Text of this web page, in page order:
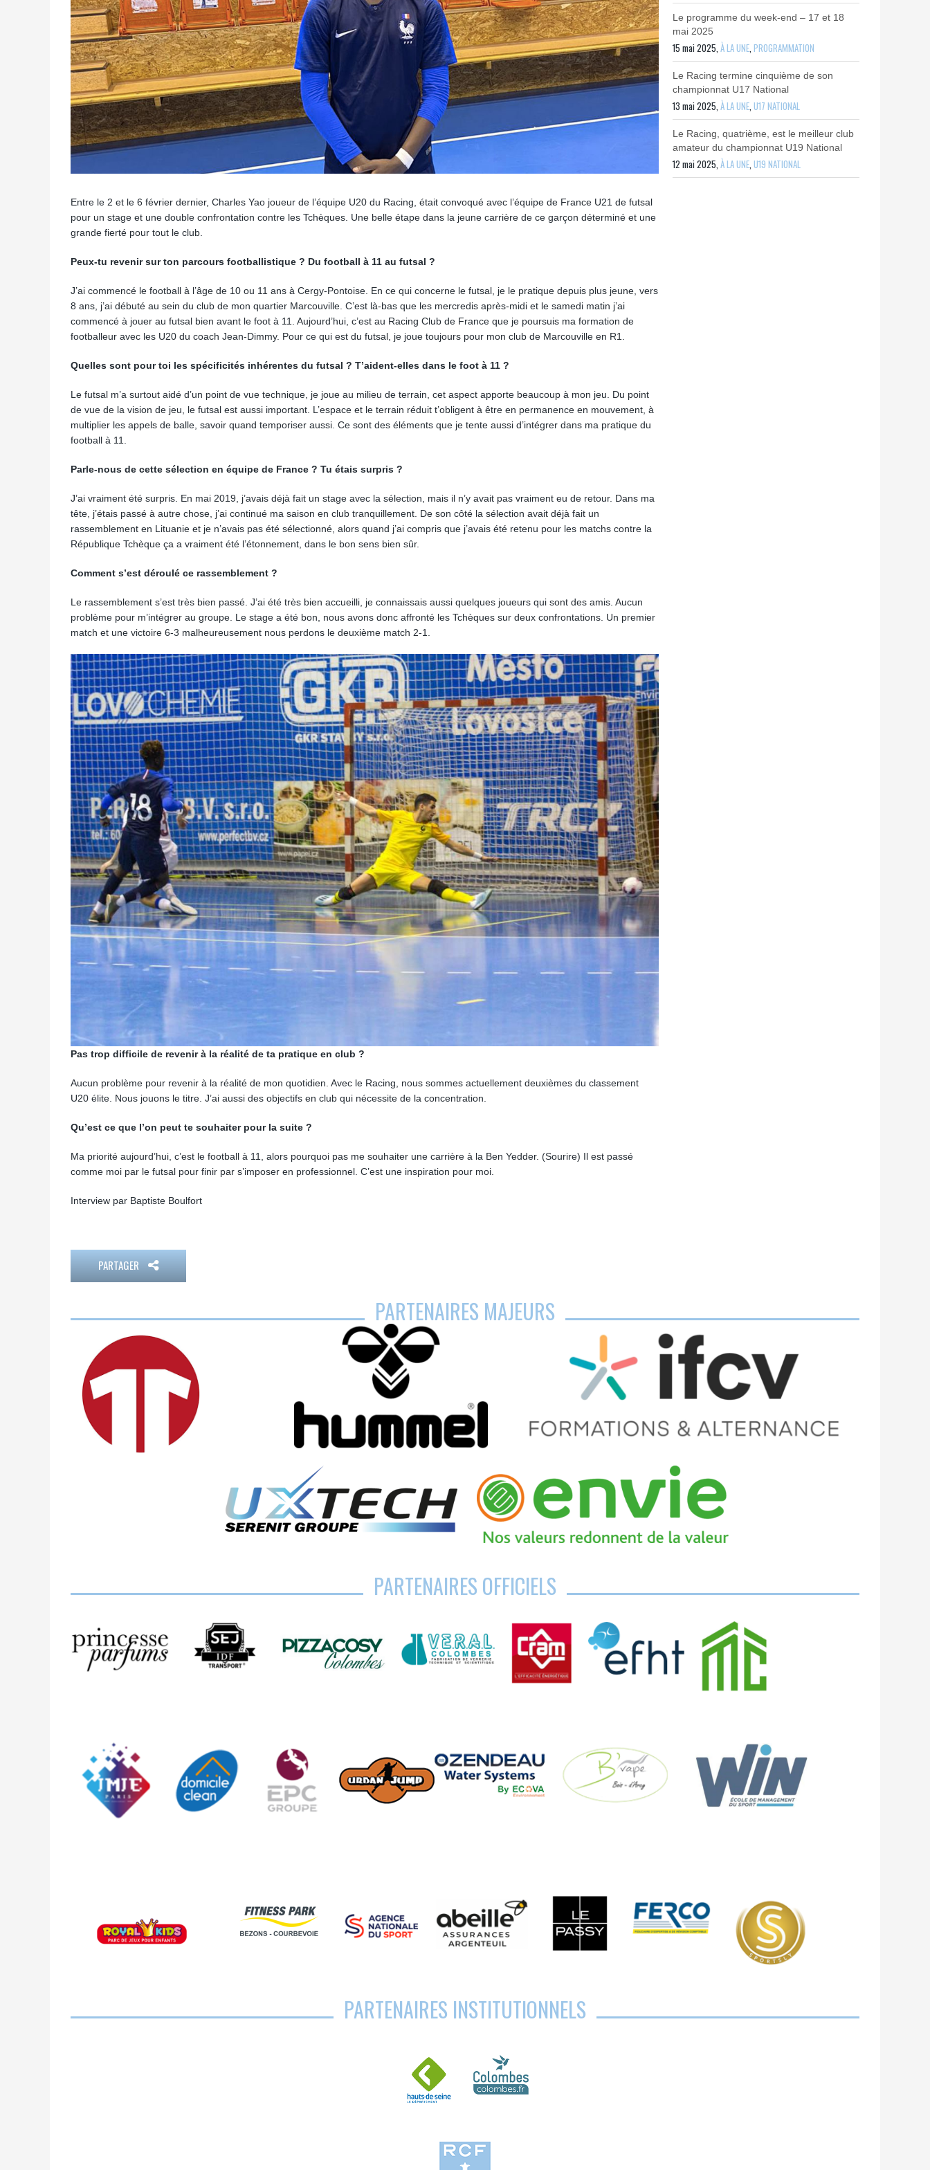
Entre le 2 et le 6 février dernier, Charles Yao joueur de l’équipe U20 du Racing, était convoqué avec l’équipe de France U21 de futsal
pour un stage et une double confrontation contre les Tchèques. Une belle étape dans la jeune carrière de ce garçon déterminé et une
grande fierté pour tout le club.
Peux-tu revenir sur ton parcours footballistique ? Du football à 11 au futsal ?
J’ai commencé le football à l’âge de 10 ou 11 ans à Cergy-Pontoise. En ce qui concerne le futsal, je le pratique depuis plus jeune, vers
8 ans, j’ai débuté au sein du club de mon quartier Marcouville. C’est là-bas que les mercredis après-midi et le samedi matin j’ai
commencé à jouer au futsal bien avant le foot à 11. Aujourd’hui, c’est au Racing Club de France que je poursuis ma formation de
footballeur avec les U20 du coach Jean-Dimmy. Pour ce qui est du futsal, je joue toujours pour mon club de Marcouville en R1.
Quelles sont pour toi les spécificités inhérentes du futsal ? T’aident-elles dans le foot à 11 ?
Le futsal m’a surtout aidé d’un point de vue technique, je joue au milieu de terrain, cet aspect apporte beaucoup à mon jeu. Du point
de vue de la vision de jeu, le futsal est aussi important. L’espace et le terrain réduit t’obligent à être en permanence en mouvement, à
multiplier les appels de balle, savoir quand temporiser aussi. Ce sont des éléments que je tente aussi d’intégrer dans ma pratique du
football à 11.
Parle-nous de cette sélection en équipe de France ? Tu étais surpris ?
J’ai vraiment été surpris. En mai 2019, j’avais déjà fait un stage avec la sélection, mais il n’y avait pas vraiment eu de retour. Dans ma
tête, j’étais passé à autre chose, j’ai continué ma saison en club tranquillement. De son côté la sélection avait déjà fait un
rassemblement en Lituanie et je n’avais pas été sélectionné, alors quand j’ai compris que j’avais été retenu pour les matchs contre la
République Tchèque ça a vraiment été l’étonnement, dans le bon sens bien sûr.
Comment s’est déroulé ce rassemblement ?
Le rassemblement s’est très bien passé. J’ai été très bien accueilli, je connaissais aussi quelques joueurs qui sont des amis. Aucun
problème pour m’intégrer au groupe. Le stage a été bon, nous avons donc affronté les Tchèques sur deux confrontations. Un premier
match et une victoire 6-3 malheureusement nous perdons le deuxième match 2-1.
Pas trop difficile de revenir à la réalité de ta pratique en club ?
Aucun problème pour revenir à la réalité de mon quotidien. Avec le Racing, nous sommes actuellement deuxièmes du classement
U20 élite. Nous jouons le titre. J’ai aussi des objectifs en club qui nécessite de la concentration.
Qu’est ce que l’on peut te souhaiter pour la suite ?
Ma priorité aujourd’hui, c’est le football à 11, alors pourquoi pas me souhaiter une carrière à la Ben Yedder. (Sourire) Il est passé
comme moi par le futsal pour finir par s’imposer en professionnel. C’est une inspiration pour moi.
Interview par Baptiste Boulfort
PARTAGER
Le programme du week-end – 17 et 18
mai 2025
15 mai 2025,À LA UNE,PROGRAMMATION
Le Racing termine cinquième de son
championnat U17 National
13 mai 2025,À LA UNE,U17 NATIONAL
Le Racing, quatrième, est le meilleur club
amateur du championnat U19 National
12 mai 2025,À LA UNE,U19 NATIONAL
PARTENAIRES MAJEURS
PARTENAIRES OFFICIELS
PARTENAIRES INSTITUTIONNELS